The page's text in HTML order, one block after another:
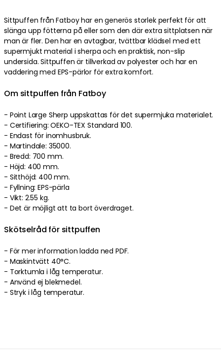
Sittpuffen från Fatboy har en generös storlek perfekt för att
slänga upp fötterna på eller som den där extra sittplatsen när
man är fler. Den har en avtagbar, tvättbar klädsel med ett
supermjukt material i sherpa och en praktisk, non-slip
undersida. Sittpuffen är tillverkad av polyester och har en
vaddering med EPS-pärlor för extra komfort.
Om sittpuffen från Fatboy
- Point Large Sherp uppskattas för det supermjuka materialet.
- Certifiering: OEKO-TEX Standard 100.
- Endast för inomhusbruk.
- Martindale: 35000.
- Bredd: 700 mm.
- Höjd: 400 mm.
- Sitthöjd: 400 mm.
- Fyllning: EPS-pärla
- Vikt: 2.55 kg.
- Det är möjligt att ta bort överdraget.
Skötselråd för sittpuffen
- För mer information ladda ned PDF.
- Maskintvätt 40°C.
- Torktumla i låg temperatur.
- Använd ej blekmedel.
- Stryk i låg temperatur.